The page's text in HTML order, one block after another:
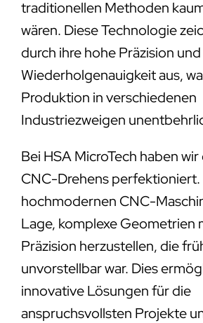
traditionellen Methoden
wären. Diese Technologie
durch ihre hohe Präzision und
Wiederholgenauigkeit aus,
Produktion in verschiedenen
Industriezweigen
Bei HSA MicroTech haben
CNC-Drehens perfektioniert.
hochmodernen CNC-
Lage, komplexe Geometrien
Präzision herzustellen, die
unvorstellbar war. Dies
innovative Lösungen für die
anspruchsvollsten Projekte